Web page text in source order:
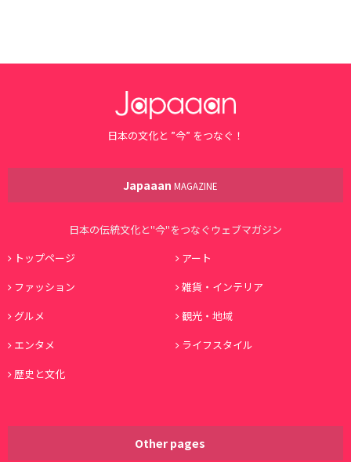
日本の文化と ”今” をつなぐ！
Japaaan MAGAZINE
日本の伝統文化と"今"をつなぐウェブマガジン
トップページ
アート
ファッション
雑貨・インテリア
グルメ
観光・地域
エンタメ
ライフスタイル
歴史と文化
Other pages